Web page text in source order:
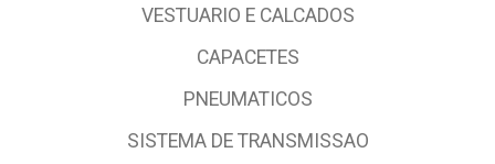
VESTUARIO E CALCADOS
CAPACETES
PNEUMATICOS
SISTEMA DE TRANSMISSAO